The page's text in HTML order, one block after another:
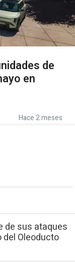
de
en
Hace 2 meses
de sus ataques
del Oleoducto